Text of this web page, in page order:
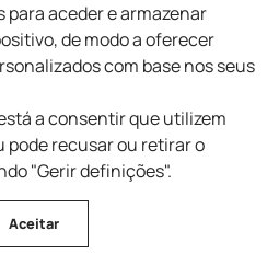
para aceder e armazenar
de modo a oferecer
com base nos seus
a consentir que utilizem
pode recusar ou retirar o
"Gerir definições".
Aceitar